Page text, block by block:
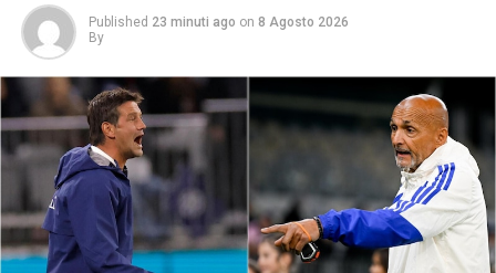
Published 23 minuti ago on 8 Agosto 2026
By